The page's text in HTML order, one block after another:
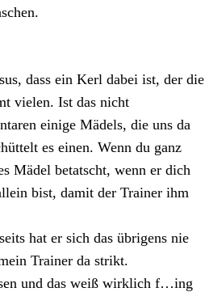
dass ein Kerl dabei ist, der die
vielen. Ist das nicht
einige Mädels, die uns da
es einen. Wenn du ganz
Mädel betatscht, wenn er dich
bist, damit der Trainer ihm
hat er sich das übrigens nie
Trainer da strikt.
und das weiß wirklich f…ing